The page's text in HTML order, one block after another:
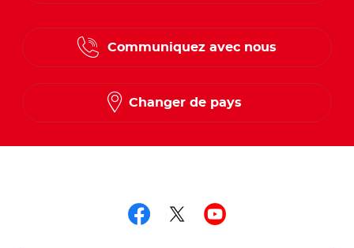
Communiquez avec nous
Changer de pays